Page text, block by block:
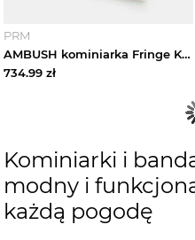
PRM
AMBUSH kominiarka Fringe Knit Balaclava
734.99 zł
Kominiarki i
modny i
każdą pogodę